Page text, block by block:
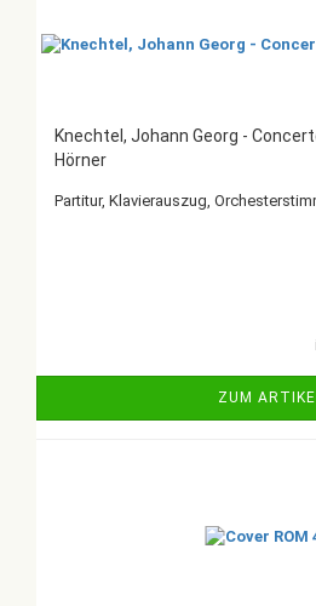
Knechtel, Johann Georg -
Hörner
Partitur, Klavierauszug,
ZUM